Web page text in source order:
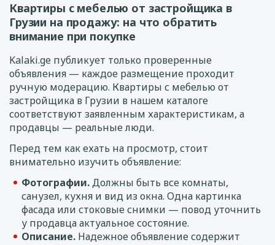
Квартиры с мебелью от застройщика в
Грузии на продажу: на что обратить
внимание при покупке
Kalaki.ge публикует только проверенные
объявления — каждое размещение проходит
ручную модерацию. Квартиры с мебелью от
застройщика в Грузии в нашем каталоге
соответствуют заявленным характеристикам, а
продавцы — реальные люди.
Перед тем как ехать на просмотр, стоит
внимательно изучить объявление:
Фотографии.Должны быть все комнаты,
санузел, кухня и вид из окна. Одна картинка
фасада или стоковые снимки — повод уточнить
у продавца актуальное состояние.
Описание. Надежное объявление содержит